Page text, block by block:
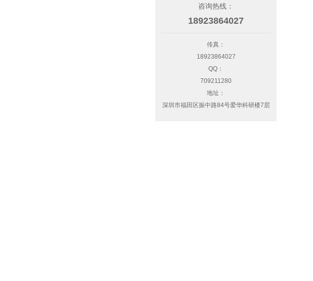
咨询热线：
18923864027
传真：
18923864027
QQ：
709211280
地址：
深圳市福田区振中路84号爱华科研楼7层